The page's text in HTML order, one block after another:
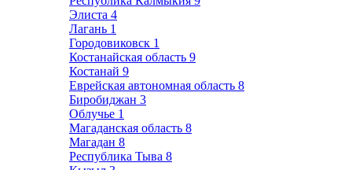
Элиста 4
Лагань 1
Городовиковск 1
Костанайская область 9
Костанай 9
Еврейская автономная область 8
Биробиджан 3
Облучье 1
Магаданская область 8
Магадан 8
Республика Тыва 8